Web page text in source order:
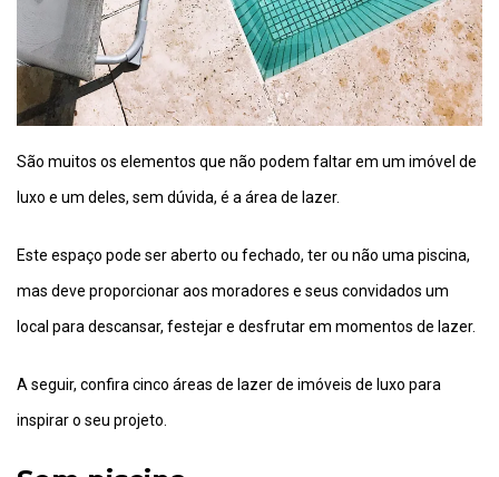
São muitos os elementos que não podem faltar em um imóvel de
luxo e um deles, sem dúvida, é a área de lazer.
Este espaço pode ser aberto ou fechado, ter ou não uma piscina,
mas deve proporcionar aos moradores e seus convidados um
local para descansar, festejar e desfrutar em momentos de lazer.
A seguir, confira cinco áreas de lazer de imóveis de luxo para
inspirar o seu projeto.